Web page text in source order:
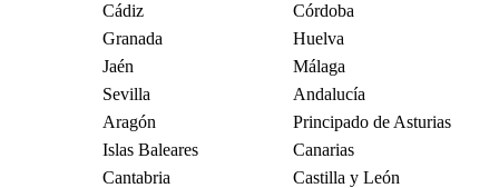
Cádiz
Córdoba
Granada
Huelva
Jaén
Málaga
Sevilla
Andalucía
Aragón
Principado de Asturias
Islas Baleares
Canarias
Cantabria
Castilla y León